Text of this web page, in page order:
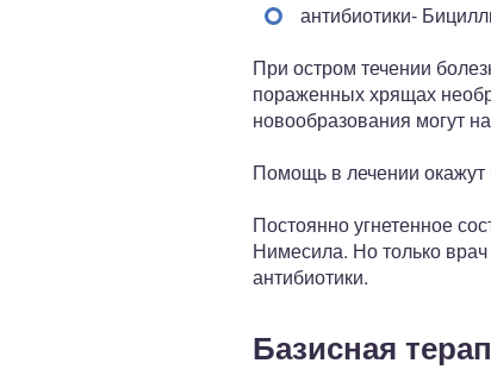
антибиотики-
При остром течении
пораженных хрящах
новообразования могут
Помощь в лечении
Постоянно угнетенное
Нимесила. Но только
антибиотики.
Базисная